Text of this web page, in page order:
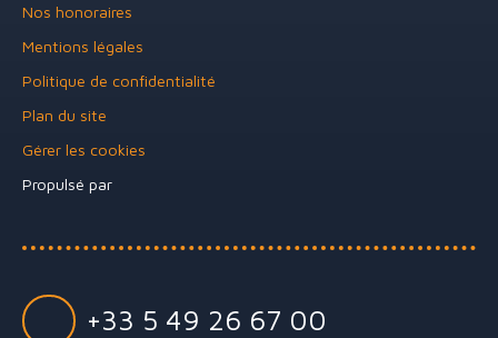
Nos honoraires
Mentions légales
Politique de confidentialité
Plan du site
Gérer les cookies
Propulsé par
+33 5 49 26 67 00